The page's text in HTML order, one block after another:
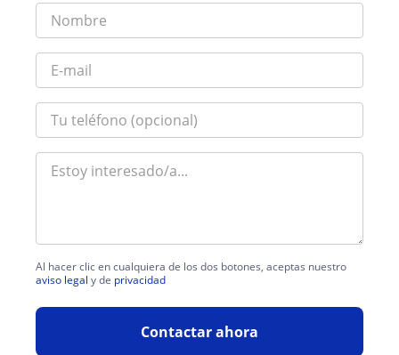
Al hacer clic en cualquiera de los dos botones, aceptas nuestro
aviso legal y de privacidad
Contactar ahora